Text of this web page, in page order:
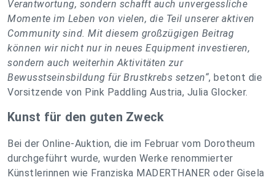
Verantwortung, sondern schafft auch unvergessliche
Momente im Leben von vielen, die Teil unserer aktiven
Community sind. Mit diesem großzügigen Beitrag
können wir nicht nur in neues Equipment investieren,
sondern auch weiterhin Aktivitäten zur
Bewusstseinsbildung für Brustkrebs setzen“, betont die
Vorsitzende von Pink Paddling Austria, Julia Glocker.
Kunst für den guten Zweck
Bei der Online-Auktion, die im Februar vom Dorotheum
durchgeführt wurde, wurden Werke renommierter
Künstlerinnen wie Franziska MADERTHANER oder Gisela